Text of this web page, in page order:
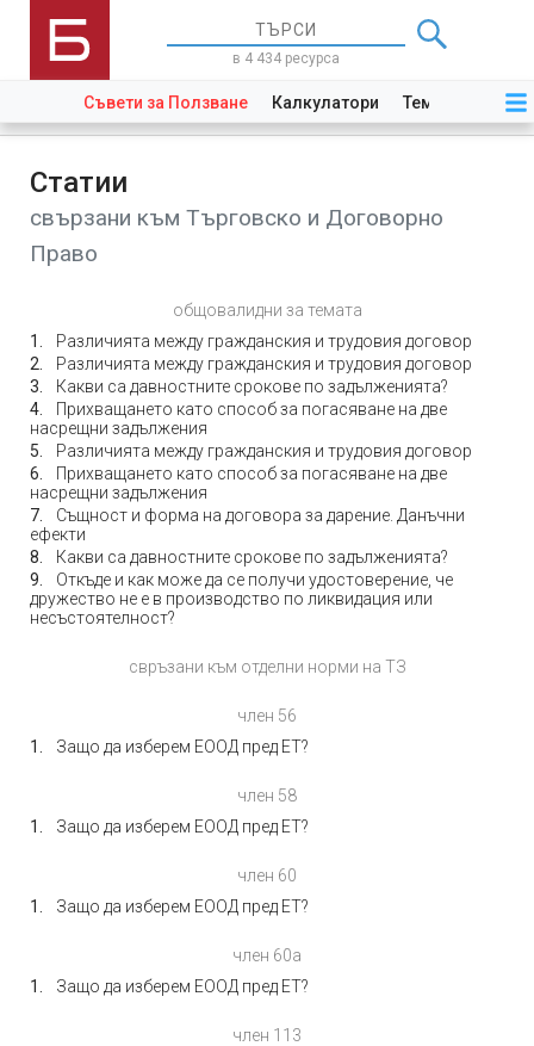
в 4 434 ресурса
Съвети за Ползване Калкулатори Теми Закони
Статии
свързани към Търговско и Договорно
Право
общовалидни за темата
Различията между гражданския и трудовия договор
Различията между гражданския и трудовия договор
Какви са давностните срокове по задълженията?
Прихващането като способ за погасяване на две
насрещни задължения
Различията между гражданския и трудовия договор
Прихващането като способ за погасяване на две
насрещни задължения
Същност и форма на договора за дарение. Данъчни
ефекти
Какви са давностните срокове по задълженията?
Откъде и как може да се получи удостоверение, че
дружество не е в производство по ликвидация или
несъстоятелност?
свръзани към отделни норми на ТЗ
член 56
Защо да изберем ЕООД пред ЕТ?
член 58
Защо да изберем ЕООД пред ЕТ?
член 60
Защо да изберем ЕООД пред ЕТ?
член 60а
Защо да изберем ЕООД пред ЕТ?
член 113